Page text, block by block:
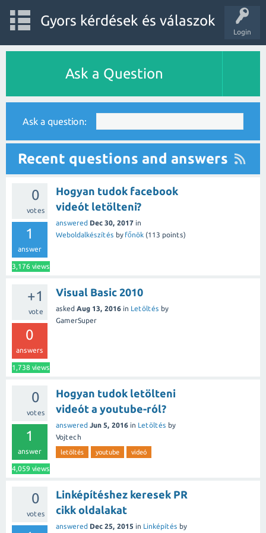
Login
Gyors kérdések és válaszok
Ask a Question
Ask a question:
Recent questions and answers
0
votes
1
answer
3,176 views
Hogyan tudok facebook
videót letölteni?
answered Dec 30, 2017 in
Weboldalkészítés by főnök (113 points)
+1
vote
0
answers
1,738 views
Visual Basic 2010
asked Aug 13, 2016 in Letöltés by
GamerSuper
0
votes
1
answer
4,059 views
Hogyan tudok letölteni
videót a youtube-ról?
answered Jun 5, 2016 in Letöltés by
Vojtech
letöltés youtube videó
0
votes
Linképítéshez keresek PR
cikk oldalakat
answered Dec 25, 2015 in Linképítés by